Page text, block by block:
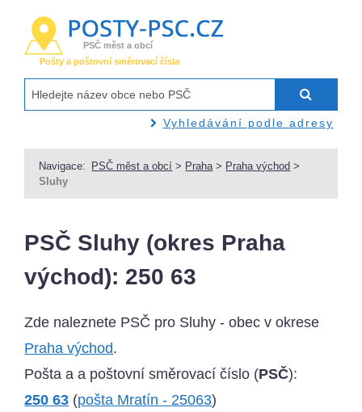
PSČ měst a obcí
Pošty a poštovní směrovací čísla
Vyhledávání podle adresy
Navigace: PSČ měst a obcí > Praha > Praha východ >
Sluhy
PSČ Sluhy (okres Praha
východ): 250 63
Zde naleznete PSČ pro Sluhy - obec v okrese
Praha východ.
Pošta a a poštovní směrovací číslo (PSČ):
250 63 (pošta Mratín - 25063)